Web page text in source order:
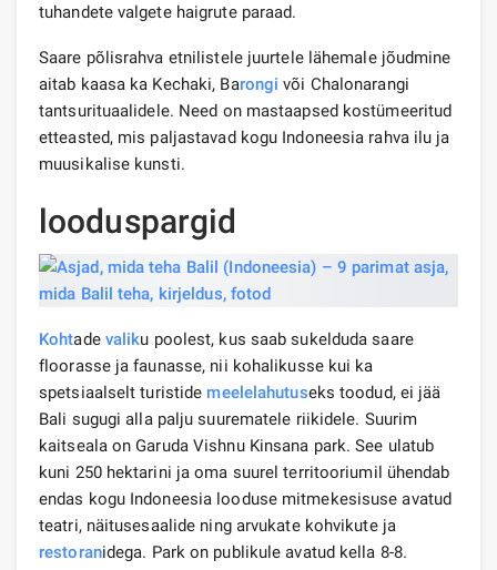
tuhandete valgete haigrute paraad.
Saare põlisrahva etnilistele juurtele lähemale jõudmine
aitab kaasa ka Kechaki, Barongi või Chalonarangi
tantsurituaalidele. Need on mastaapsed kostümeeritud
etteasted, mis paljastavad kogu Indoneesia rahva ilu ja
muusikalise kunsti.
looduspargid
Kohtade valiku poolest, kus saab sukelduda saare
floorasse ja faunasse, nii kohalikusse kui ka
spetsiaalselt turistide meelelahutuseks toodud, ei jää
Bali sugugi alla palju suurematele riikidele. Suurim
kaitseala on Garuda Vishnu Kinsana park. See ulatub
kuni 250 hektarini ja oma suurel territooriumil ühendab
endas kogu Indoneesia looduse mitmekesisuse avatud
teatri, näitusesaalide ning arvukate kohvikute ja
restoranidega. Park on publikule avatud kella 8-8.